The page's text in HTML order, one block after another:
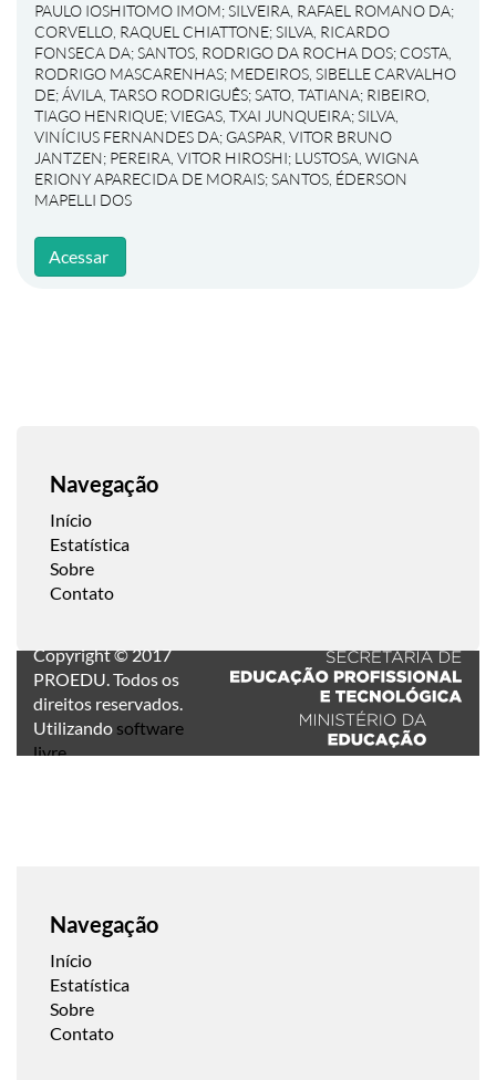
PAULO IOSHITOMO IMOM;SILVEIRA, RAFAEL ROMANO DA;
CORVELLO, RAQUEL CHIATTONE;SILVA, RICARDO
FONSECA DA;SANTOS, RODRIGO DA ROCHA DOS; COSTA,
RODRIGO MASCARENHAS; MEDEIROS, SIBELLE CARVALHO
DE;ÁVILA, TARSO RODRIGUÊS;SATO, TATIANA; RIBEIRO,
TIAGO HENRIQUE;VIEGAS, TXAI JUNQUEIRA;SILVA,
VINÍCIUS FERNANDES DA; GASPAR, VITOR BRUNO
JANTZEN; PEREIRA, VITOR HIROSHI; LUSTOSA, WIGNA
ERIONY APARECIDA DE MORAIS;SANTOS, ÉDERSON
MAPELLI DOS
Acessar
Navegação
Início
Estatística
Sobre
Contato
Copyright © 2017
PROEDU. Todos os
direitos reservados.
Utilizando software
livre.
Navegação
Início
Estatística
Sobre
Contato